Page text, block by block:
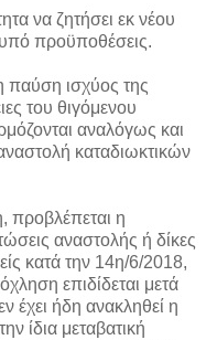
να ζητήσει εκ νέου
προϋποθέσεις.
παύση ισχύος της
του θιγόμενου
αναλόγως και
καταδιωκτικών
προβλέπεται η
αναστολής ή δίκες
κατά την 14η/6/2018,
επιδίδεται μετά
έχει ήδη ανακληθεί η
ίδια μεταβατική